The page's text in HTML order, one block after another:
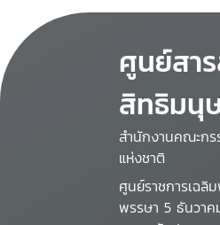
ศูนย์สา
สิทธิมนุ
สำนักงานคณะก
แห่งชาติ
ศูนย์ราชการเฉลิ
พรรษา 5 ธันวา